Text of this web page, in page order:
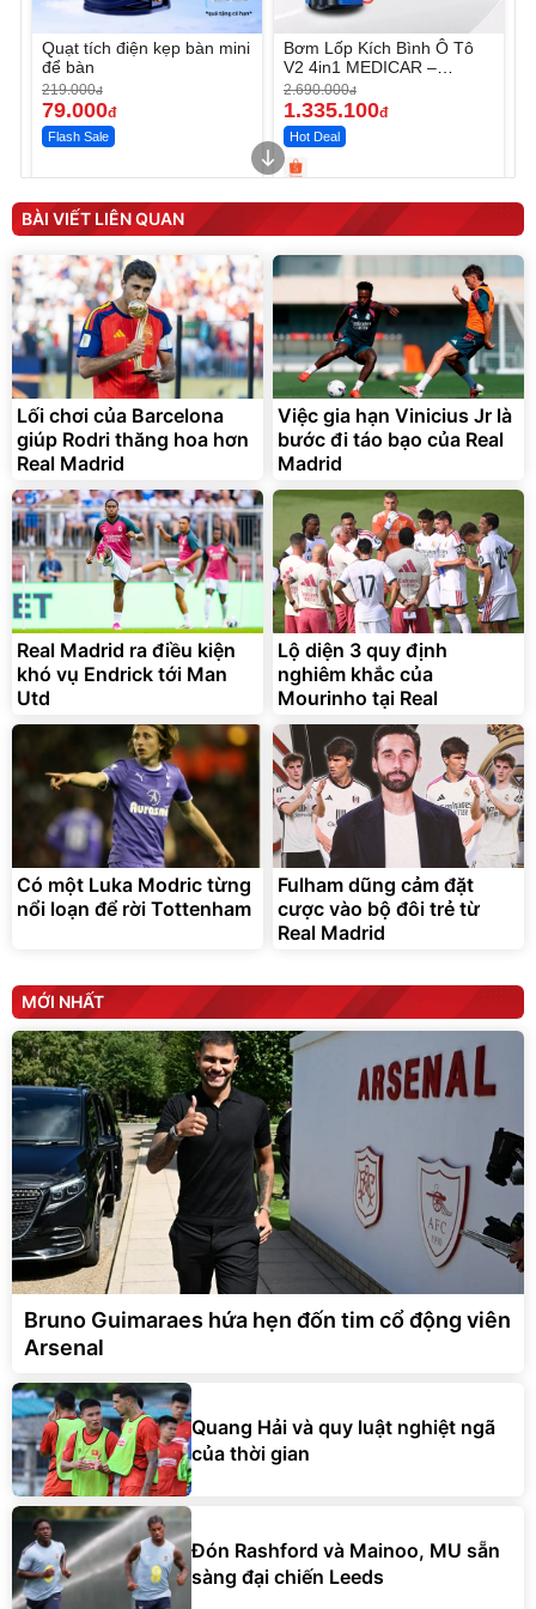
Quạt tích điện kẹp bàn mini
để bàn
219.000đ
79.000đ
Flash Sale
Bơm Lốp Kích Bình Ô Tô
V2 4in1 MEDICAR –
12.000mAh
2.690.000đ
1.335.100đ
Hot Deal
Máy ép chậm trái cây
Elmich JEE 1855OL
3.000.000
2.143.650đ
Flash Sale
Máy rửa xe cầm tay xịt rửa
cao áp có tạo bọt tuyết
399.000đ
Đã bán nhiều
Bạt phủ xe ô tô cao cấp,
tráng nhôm 03 lớp
392.000
325.000đ
Đã bán nhiều
Xe đạp điện trợ lực G-
Force C14 gấp gọn bỏ cốp
tiện lợi
9.900.000đ
7.092.000đ
Đang xem nhiều
G-FORCE VIETNA
BÀI VIẾT LIÊN QUAN
Lối chơi của Barcelona
giúp Rodri thăng hoa hơn
Real Madrid
Việc gia hạn Vinicius Jr là
bước đi táo bạo của Real
Madrid
Real Madrid ra điều kiện
khó vụ Endrick tới Man
Utd
Lộ diện 3 quy định
nghiêm khắc của
Mourinho tại Real
Có một Luka Modric từng
nổi loạn để rời Tottenham
Fulham dũng cảm đặt
cược vào bộ đôi trẻ từ
Real Madrid
MỚI NHẤT
Bruno Guimaraes hứa hẹn đốn tim cổ động viên
Arsenal
Quang Hải và quy luật nghiệt ngã
của thời gian
Đón Rashford và Mainoo, MU sẵn
sàng đại chiến Leeds